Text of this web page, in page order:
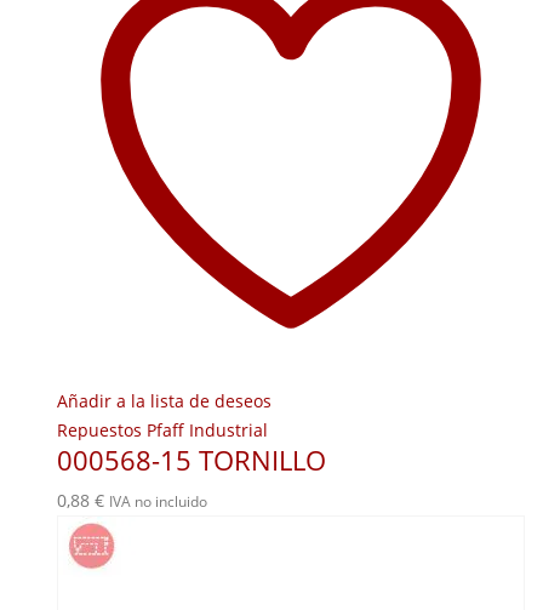
Añadir a la lista de deseos
Repuestos Pfaff Industrial
000568-15 TORNILLO
0,88 € IVA no incluido